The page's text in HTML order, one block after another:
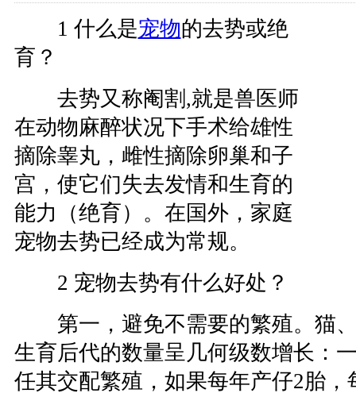
1 什么是宠物的去势或绝
育？
去势又称阉割,就是兽医师
在动物麻醉状况下手术给雄性
摘除睾丸，雌性摘除卵巢和子
宫，使它们失去发情和生育的
能力（绝育）。在国外，家庭
宠物去势已经成为常规。
2 宠物去势有什么好处？
第一，避免不需要的繁殖。猫、
生育后代的数量呈几何级数增长：
任其交配繁殖，如果每年产仔2胎，